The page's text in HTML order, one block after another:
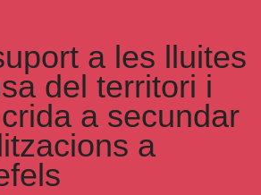
a les lluites
del territori i
a secundar
a